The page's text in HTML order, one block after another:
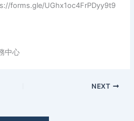
forms.gle/UGhx1oc4FrPDyy9t9
中心
NEXT